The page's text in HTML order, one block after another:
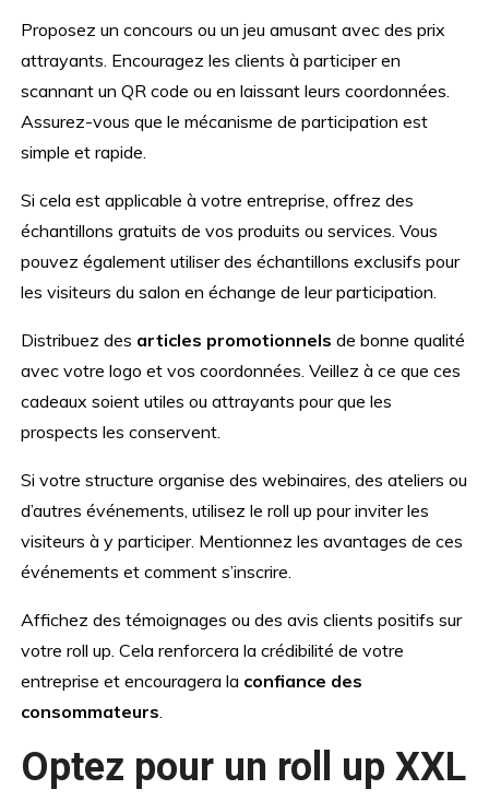
Proposez un concours ou un jeu amusant avec des prix
attrayants. Encouragez les clients à participer en
scannant un QR code ou en laissant leurs coordonnées.
Assurez-vous que le mécanisme de participation est
simple et rapide.
Si cela est applicable à votre entreprise, offrez des
échantillons gratuits de vos produits ou services. Vous
pouvez également utiliser des échantillons exclusifs pour
les visiteurs du salon en échange de leur participation.
Distribuez des articles promotionnels de bonne qualité
avec votre logo et vos coordonnées. Veillez à ce que ces
cadeaux soient utiles ou attrayants pour que les
prospects les conservent.
Si votre structure organise des webinaires, des ateliers ou
d’autres événements, utilisez le roll up pour inviter les
visiteurs à y participer. Mentionnez les avantages de ces
événements et comment s’inscrire.
Affichez des témoignages ou des avis clients positifs sur
votre roll up. Cela renforcera la crédibilité de votre
entreprise et encouragera la confiance des
consommateurs
Optez pour un roll up XXL